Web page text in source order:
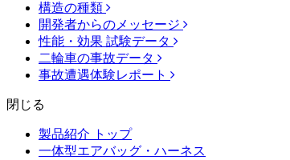
構造の種類
開発者からのメッセージ
性能・効果 試験データ
二輪車の事故データ
事故遭遇体験レポート
閉じる
製品紹介 トップ
一体型エアバッグ・ハーネス